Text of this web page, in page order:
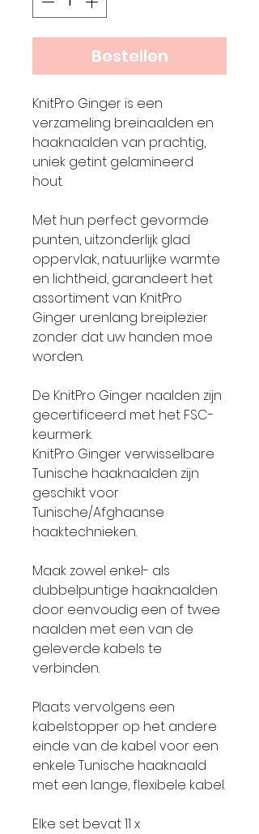
Bestellen
KnitPro Ginger is een
verzameling breinaalden en
haaknaalden van prachtig,
uniek getint gelamineerd
hout.
Met hun perfect gevormde
punten, uitzonderlijk glad
oppervlak, natuurlijke warmte
en lichtheid, garandeert het
assortiment van KnitPro
Ginger urenlang breiplezier
zonder dat uw handen moe
worden.
De KnitPro Ginger naalden zijn
gecertificeerd met het FSC-
keurmerk.
KnitPro Ginger verwisselbare
Tunische haaknaalden zijn
geschikt voor
Tunische/Afghaanse
haaktechnieken.
Maak zowel enkel- als
dubbelpuntige haaknaalden
door eenvoudig een of twee
naalden met een van de
geleverde kabels te
verbinden.
Plaats vervolgens een
kabelstopper op het andere
einde van de kabel voor een
enkele Tunische haaknaald
met een lange, flexibele kabel.
Elke set bevat 11 x